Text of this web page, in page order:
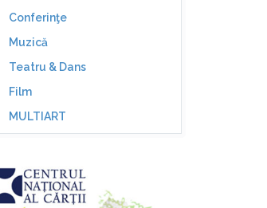
Conferinţe
Muzică
Teatru & Dans
Film
MULTIART